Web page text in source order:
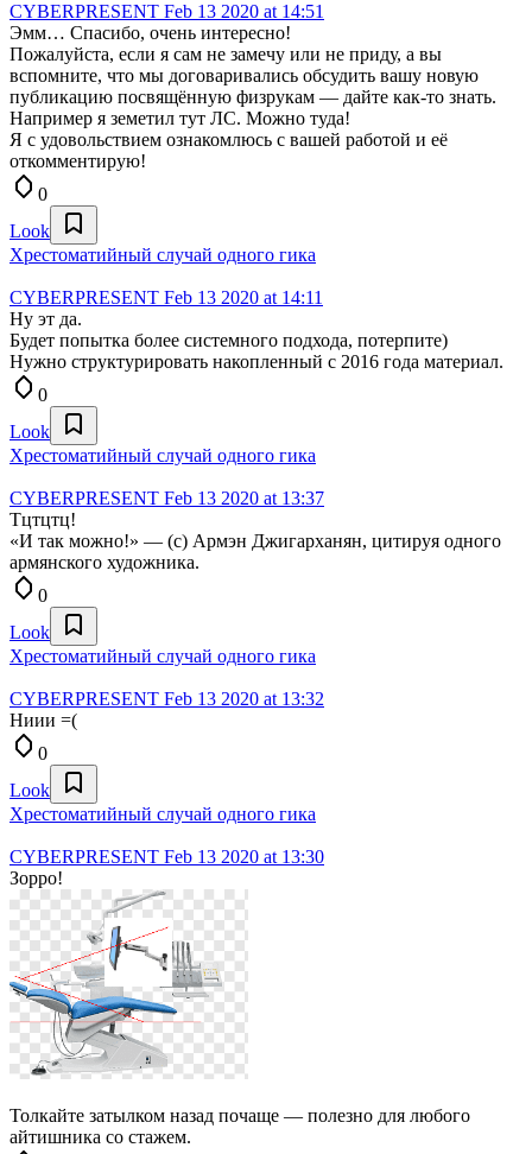
CYBERPRESENT Feb 13 2020 at 14:51
Эмм… Спасибо, очень интересно!
Пожалуйста, если я сам не замечу или не приду, а вы
вспомните, что мы договаривались обсудить вашу новую
публикацию посвящённую физрукам — дайте как-то знать.
Например я земетил тут ЛС. Можно туда!
Я с удовольствием ознакомлюсь с вашей работой и её
откомментирую!
0
Look
Хрестоматийный случай одного гика
CYBERPRESENT Feb 13 2020 at 14:11
Ну эт да.
Будет попытка более системного подхода, потерпите)
Нужно структурировать накопленный с 2016 года материал.
0
Look
Хрестоматийный случай одного гика
CYBERPRESENT Feb 13 2020 at 13:37
Тцтцтц!
«И так можно!» — (с) Армэн Джигарханян, цитируя одного
армянского художника.
0
Look
Хрестоматийный случай одного гика
CYBERPRESENT Feb 13 2020 at 13:32
Ниии =(
0
Look
Хрестоматийный случай одного гика
CYBERPRESENT Feb 13 2020 at 13:30
Зорро!
Толкайте затылком назад почаще — полезно для любого
айтишника со стажем.